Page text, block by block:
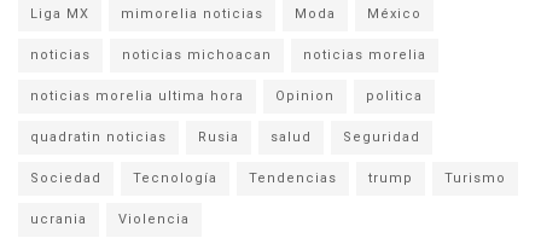
Liga MX mimorelia noticias Moda México
noticias noticias michoacan noticias morelia
noticias morelia ultima hora Opinion politica
quadratin noticias Rusia salud Seguridad
Sociedad Tecnología Tendencias trump Turismo
ucrania Violencia